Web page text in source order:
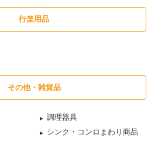
行楽用品
その他・雑貨品
調理器具
シンク・コンロまわり商品